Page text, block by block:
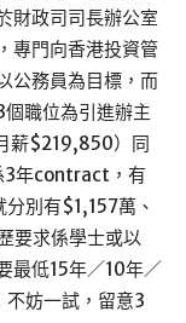
財政司司長辦公室
專門向香港投資管
公務員為目標，而
職位為引進辦主
薪$219,850）同
3年contract，有
別有$1,157萬、
要求係學士或以
最低15年／10年／
妨一試，留意3